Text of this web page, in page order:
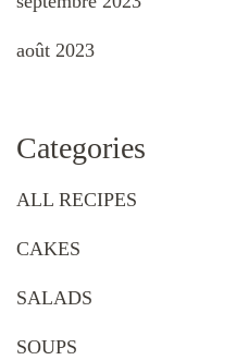
août 2023
Categories
ALL RECIPES
CAKES
SALADS
SOUPS